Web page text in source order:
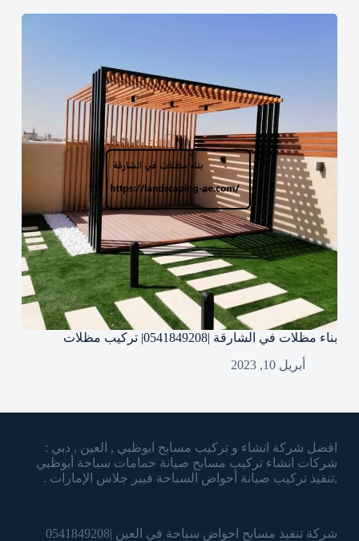
بناء مظلات في الشارقة |0541849208| تركيب مظلات
أبريل 10, 2023
افضل شركة انشاء و تركيب مسابح ابوظبي , العين , دبي :
شركات انشاء تركيب مسابح صيانة حمامات سباحة أبوظبي
,تنفيذ تركيب صيانة أحواض السباحة فيبر جلاس الإمارات .
شركة تنفيذ مسابح احواض سباحة في العين |0541849208